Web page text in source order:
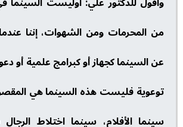
من المحرمات ومن الشهوات، إننا
عن السينما كجهاز أو كبرامج علمية أو
توعوية فليست هذه السينما هي
سينما الأفلام، سينما اختلاط